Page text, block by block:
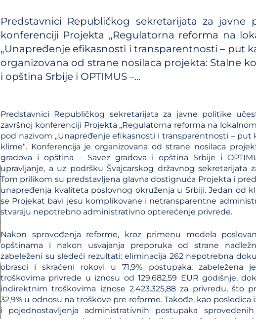
Kalkulator
Metodologije
Priručnici i
Analize iz oblasti
Predstavnici Republičkog sekretarijata za
konferenciji Projekta „Regulatorna reforma na
„Unapređenje efikasnosti i transparentnosti – put
organizovana od strane nosilaca projekta: Stalne
i opština Srbije i OPTIMUS –...
Predstavnici Republičkog sekretarijata za javne politike
završnoj konferenciji Projekta „Regulatorna reforma na
pod nazivom „Unapređenje efikasnosti i transparentnosti – put
klime“. Konferencija je organizovana od strane nosilaca
gradova i opština – Savez gradova i opština Srbije i
upravljanje, a uz podršku Švajcarskog državnog sekretarijata
Tom prilikom su predstavljena glavna dostignuća Projekta i
unapređenja kvaliteta poslovnog okruženja u Srbiji. Jedan od
se Projekat bavi jesu komplikovane i netransparentne
stvaraju nepotrebno administrativno opterećenje privrede.
Nakon sprovođenja reforme, kroz primenu modela
opštinama i nakon usvajanja preporuka od strane
zabeleženi su sledeći rezultati: eliminacija 262 nepotrebna
obrasci i skraćeni rokovi u 71,9% postupaka; zabeležena
troškovima privrede u iznosu od 129.682,59 EUR godišnje,
indirektnim troškovima iznose 2.423.325,88 za privredu, što
32,9% u odnosu na troškove pre reforme. Takođe, kao posledica
i pojednostavljenja administrativnih postupaka